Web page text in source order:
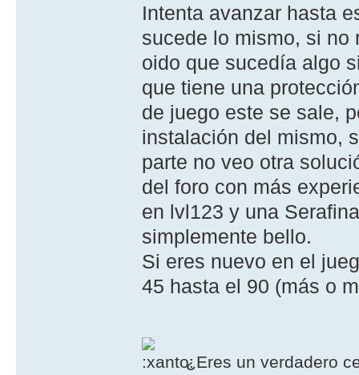
Intenta avanzar hasta
sucede lo mismo, si no
oido que sucedía algo
que tiene una
de juego este se sale,
instalación del mismo,
parte no veo otra
del foro con más
en lvl123 y una
simplemente bello.
Si eres nuevo en el
45 hasta el 90 (más o
¿Eres un verdadero